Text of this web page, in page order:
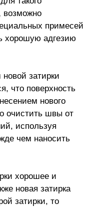
возможно
примесей
хорошую адгезию
затирки
что поверхность
нового
очистить швы от
используя
чем наносить
хорошее и
новая затирка
затирки, то